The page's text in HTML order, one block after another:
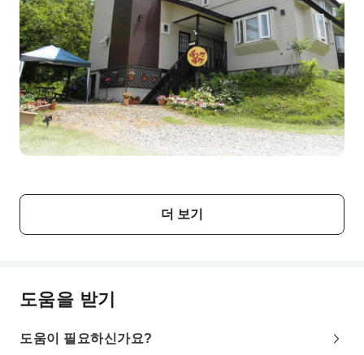
더 보기
도움을 받기
도움이 필요하신가요?